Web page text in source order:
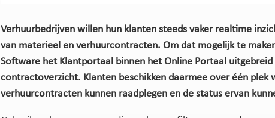
Verhuurbedrijven willen hun klanten steeds vaker realtime
van materieel en verhuurcontracten. Om dat mogelijk te
Software het Klantportaal binnen het Online Portaal
contractoverzicht. Klanten beschikken daarmee over één plek
verhuurcontracten kunnen raadplegen en de status ervan